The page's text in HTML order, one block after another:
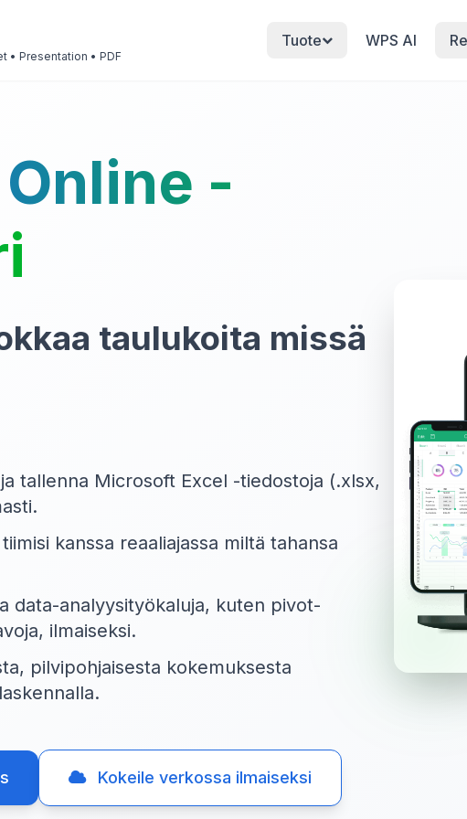
• Presentation • PDF
Tuote WPS AI
-
taulukoita missä
tallenna Microsoft Excel -tiedostoja (.xlsx,
kanssa reaaliajassa miltä tahansa
data-analyysityökaluja, kuten pivot-
ilmaiseksi.
pilvipohjaisesta kokemuksesta
Kokeile verkossa ilmaiseksi